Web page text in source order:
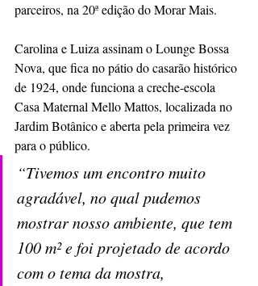
parceiros, na 20ª edição do Morar Mais.
Carolina e Luiza assinam o Lounge Bossa
Nova, que fica no pátio do casarão histórico
de 1924, onde funciona a creche-escola
Casa Maternal Mello Mattos, localizada no
Jardim Botânico e aberta pela primeira vez
para o público.
“Tivemos um encontro muito
agradável, no qual pudemos
mostrar nosso ambiente, que tem
100 m² e foi projetado de acordo
com o tema da mostra,